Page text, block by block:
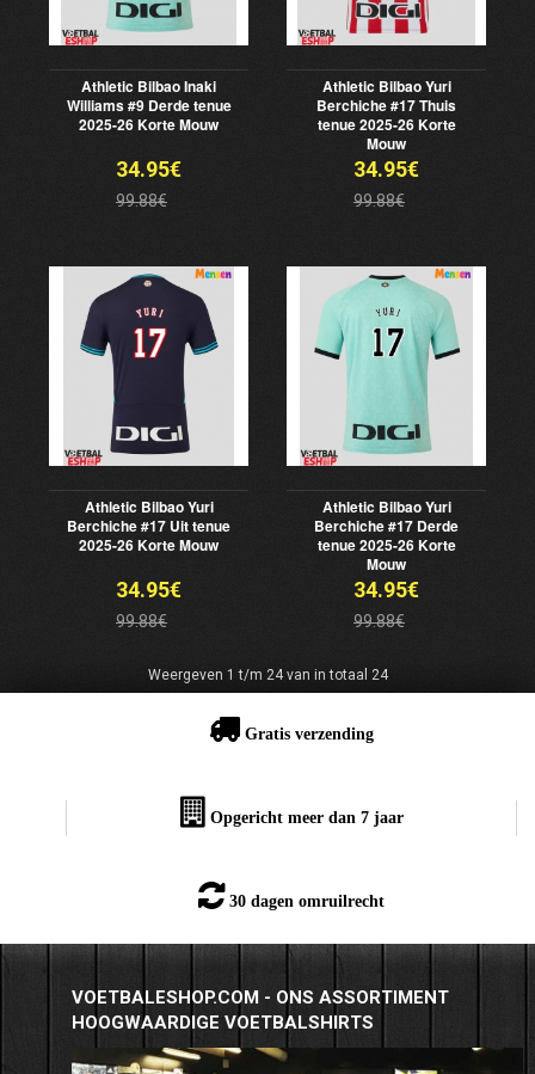
Athletic Bilbao Inaki
Williams #9 Derde tenue
2025-26 Korte Mouw
34.95€
99.88€
Athletic Bilbao Yuri
Berchiche #17 Thuis
tenue 2025-26 Korte
Mouw
34.95€
99.88€
Athletic Bilbao Yuri
Berchiche #17 Uit tenue
2025-26 Korte Mouw
34.95€
99.88€
Athletic Bilbao Yuri
Berchiche #17 Derde
tenue 2025-26 Korte
Mouw
34.95€
99.88€
Weergeven 1 t/m 24 van in totaal 24
Gratis verzending
Opgericht meer dan 7 jaar
30 dagen omruilrecht
VOETBALESHOP.COM - ONS ASSORTIMENT
HOOGWAARDIGE VOETBALSHIRTS